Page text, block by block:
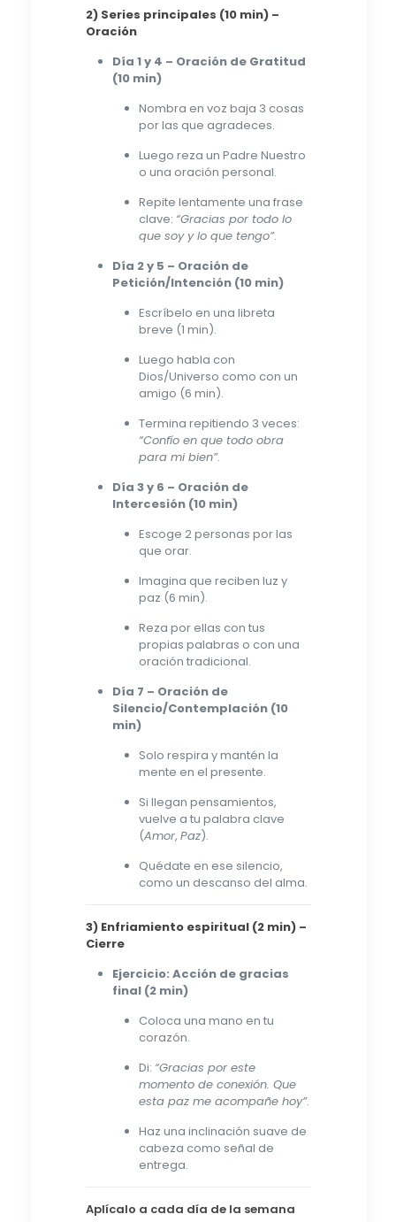
2) Series principales (10 min) –
Oración
Día 1 y 4 – Oración de Gratitud
(10 min)
Nombra en voz baja 3 cosas
por las que agradeces.
Luego reza un Padre Nuestro
o una oración personal.
Repite lentamente una frase
clave: “Gracias por todo lo
que soy y lo que tengo”.
Día 2 y 5 – Oración de
Petición/Intención (10 min)
Escríbelo en una libreta
breve (1 min).
Luego habla con
Dios/Universo como con un
amigo (6 min).
Termina repitiendo 3 veces:
“Confío en que todo obra
para mi bien”.
Día 3 y 6 – Oración de
Intercesión (10 min)
Escoge 2 personas por las
que orar.
Imagina que reciben luz y
paz (6 min).
Reza por ellas con tus
propias palabras o con una
oración tradicional.
Día 7 – Oración de
Silencio/Contemplación (10
min)
Solo respira y mantén la
mente en el presente.
Si llegan pensamientos,
vuelve a tu palabra clave
(Amor, Paz).
Quédate en ese silencio,
como un descanso del alma.
3) Enfriamiento espiritual (2 min) –
Cierre
Ejercicio: Acción de gracias
final (2 min)
Coloca una mano en tu
corazón.
Di: “Gracias por este
momento de conexión. Que
esta paz me acompañe hoy”.
Haz una inclinación suave de
cabeza como señal de
entrega.
Aplícalo a cada día de la semana